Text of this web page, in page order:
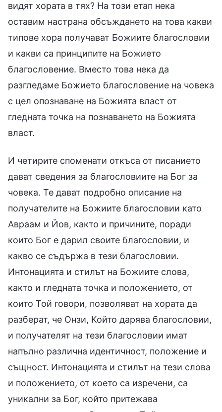
видят хората в тях? На този етап нека
оставим настрана обсъждането на това какви
типове хора получават Божиите благословии
и какви са принципите на Божието
благословение. Вместо това нека да
разгледаме Божието благословение на човека
с цел опознаване на Божията власт от
гледната точка на познаването на Божията
власт.
И четирите споменати откъса от писанието
дават сведения за благословиите на Бог за
човека. Те дават подробно описание на
получателите на Божиите благословии като
Авраам и Йов, както и причините, поради
които Бог е дарил своите благословии, и
какво се съдържа в тези благословии.
Интонацията и стилът на Божиите слова,
както и гледната точка и положението, от
които Той говори, позволяват на хората да
разберат, че Онзи, Който дарява благословии,
и получателят на тези благословии имат
напълно различна идентичност, положение и
същност. Интонацията и стилът на тези слова
и положението, от което са изречени, са
уникални за Бог, който притежава